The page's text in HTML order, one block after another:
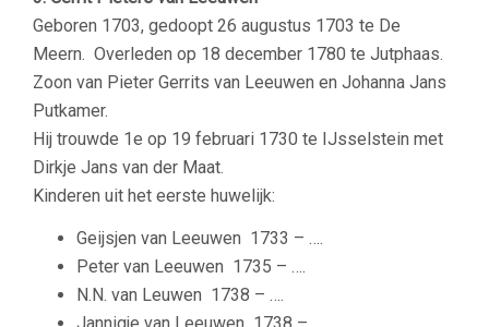
Geboren 1703, gedoopt 26 augustus 1703 te De
Meern. Overleden op 18 december 1780 te Jutphaas.
Zoon van Pieter Gerrits van Leeuwen en Johanna Jans
Putkamer.
Hij trouwde 1e op 19 februari 1730 te IJsselstein met
Dirkje Jans van der Maat.
Kinderen uit het eerste huwelijk:
Geijsjen van Leeuwen 1733 – ….
Peter van Leeuwen 1735 – ….
N.N. van Leuwen 1738 – ….